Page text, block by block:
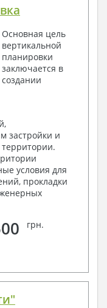
планы с
отделок
и
фундаментов
или Узлы
по желанию
Основная цель
вертикальной
планировки
заключается в
создании
застройки и
территории.
условия для
прокладки
грн.